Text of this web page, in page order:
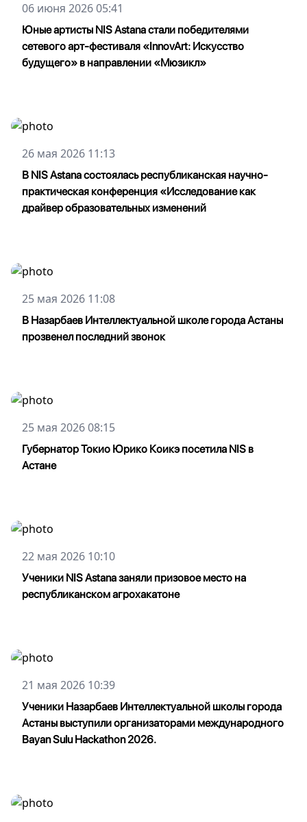
06 июня 2026 05:41
Юные артисты NIS Astana стали победителями
сетевого арт-фестиваля «InnovArt: Искусство
будущего» в направлении «Мюзикл»
26 мая 2026 11:13
В NIS Astana состоялась республиканская научно-
практическая конференция «Исследование как
драйвер образовательных изменений
25 мая 2026 11:08
В Назарбаев Интеллектуальной школе города Астаны
прозвенел последний звонок
25 мая 2026 08:15
Губернатор Токио Юрико Коикэ посетила NIS в
Астане
22 мая 2026 10:10
Ученики NIS Astana заняли призовое место на
республиканском агрохакатоне
21 мая 2026 10:39
Ученики Назарбаев Интеллектуальной школы города
Астаны выступили организаторами международного
Bayan Sulu Hackathon 2026.